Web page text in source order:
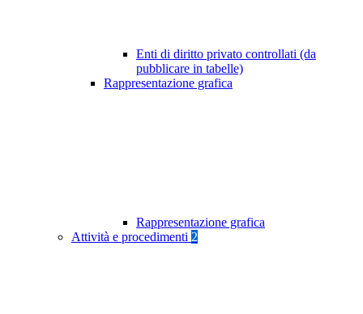
Enti di diritto privato controllati (da
pubblicare in tabelle)
Rappresentazione grafica
Rappresentazione grafica
Attività e procedimenti 2